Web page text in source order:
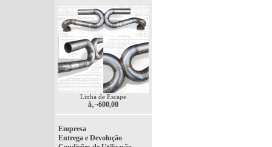
Linha de Escape
â‚¬600,00
Empresa
Entrega e Devolução